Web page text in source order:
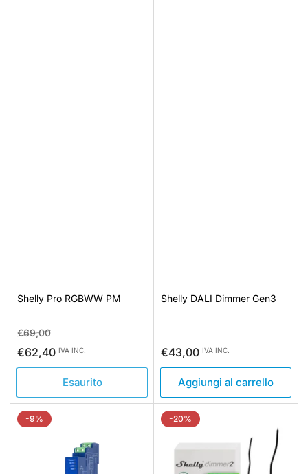
Shelly Pro RGBWW PM
Prezzo
standard
€69,00Prezzo
di
€62,40 IVA INC.
Esaurito
Shelly DALI Dimmer Gen3
Prezzo
standard
€43,00 IVA INC.
Aggiungi al carrello
-9% -20%